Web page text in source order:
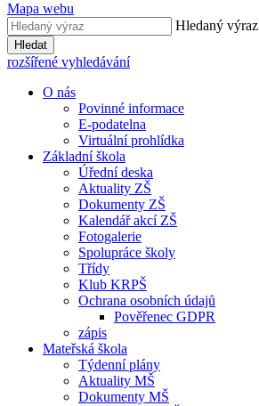
Mapa webu
Hledaný výraz
Hledat
rozšířené vyhledávání
O nás
Povinné informace
E-podatelna
Virtuální prohlídka
Základní škola
Úřední deska
Aktuality ZŠ
Dokumenty ZŠ
Kalendář akcí ZŠ
Fotogalerie
Spolupráce školy
Třídy
Klub KRPŠ
Ochrana osobních údajů
Pověřenec GDPR
zápis
Mateřská škola
Týdenní plány
Aktuality MŠ
Dokumenty MŠ